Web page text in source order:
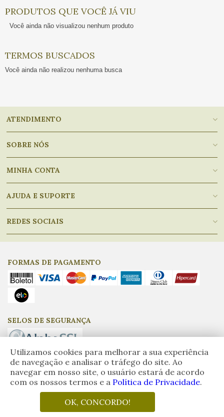
PRODUTOS QUE VOCÊ JÁ VIU
Você ainda não visualizou nenhum produto
TERMOS BUSCADOS
Você ainda não realizou nenhuma busca
Utilizamos cookies para melhorar a sua experiência
de navegação e analisar o tráfego do site. Ao
navegar em nosso site, o usuário estará de acordo
com os nossos termos e a Política de Privacidade.
OK, CONCORDO!
ATENDIMENTO
SOBRE NÓS
MINHA CONTA
AJUDA E SUPORTE
REDES SOCIAIS
FORMAS DE PAGAMENTO
SELOS DE SEGURANÇA
Empório do Azeite, CNPJ: 17.917.275/0001-97 - © Todos os direitos
reservados.Eventuais promoções, descontos e prazos de pagamento
utilização total ou parcial sem nossa autorização.